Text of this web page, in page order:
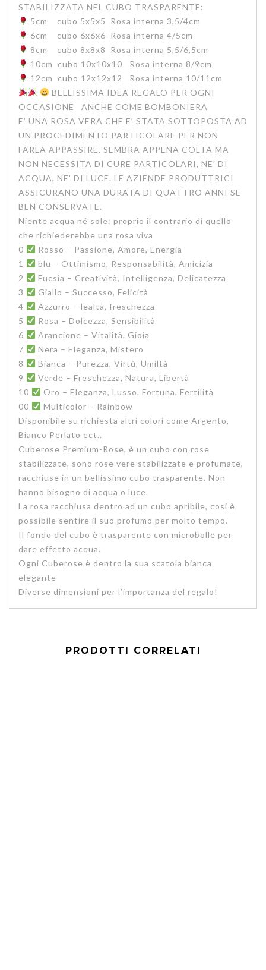
STABILIZZATA NEL CUBO TRASPARENTE:
5cm cubo 5x5x5 Rosa interna 3,5/4cm
6cm cubo 6x6x6 Rosa interna 4/5cm
8cm cubo 8x8x8 Rosa interna 5,5/6,5cm
10cm cubo 10x10x10 Rosa interna 8/9cm
12cm cubo 12x12x12 Rosa interna 10/11cm
BELLISSIMA IDEA REGALO PER OGNI
OCCASIONE ANCHE COME BOMBONIERA
E’ UNA ROSA VERA CHE E’ STATA SOTTOPOSTA AD
UN PROCEDIMENTO PARTICOLARE PER NON
FARLA APPASSIRE. SEMBRA APPENA COLTA MA
NON NECESSITA DI CURE PARTICOLARI, NE’ DI
ACQUA, NE’ DI LUCE. LE AZIENDE PRODUTTRICI
ASSICURANO UNA DURATA DI QUATTRO ANNI SE
BEN CONSERVATE.
Niente acqua né sole: proprio il contrario di quello
che richiederebbe una rosa viva
0
Rosso – Passione, Amore, Energia
1
blu – Ottimismo, Responsabilità, Amicizia
2
Fucsia – Creatività, Intelligenza, Delicatezza
3
Giallo – Successo, Felicità
4
Azzurro – lealtà, freschezza
5
Rosa – Dolcezza, Sensibilità
6
Arancione – Vitalità, Gioia
7
Nera – Eleganza, Mistero
8
Bianca – Purezza, Virtù, Umiltà
9
Verde – Freschezza, Natura, Libertà
10
Oro – Eleganza, Lusso, Fortuna, Fertilità
00
Multicolor – Rainbow
Disponibile su richiesta altri colori come Argento,
Bianco Perlato ect..
Cuberose Premium-Rose, è un cubo con rose
stabilizzate, sono rose vere stabilizzate e profumate,
racchiuse in un bellissimo cubo trasparente. Non
hanno bisogno di acqua o luce.
La rosa racchiusa dentro ad un cubo apribile, cosi è
possibile sentire il suo profumo per molto tempo.
Il fondo del cubo è trasparente con microbolle per
dare effetto acqua.
Ogni Cuberose è dentro la sua scatola bianca
elegante
Diverse dimensioni per l’importanza del regalo!
PRODOTTI CORRELATI